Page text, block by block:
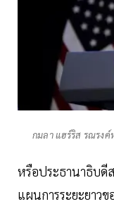
กมลา แฮร์ริส รณรงค์
หรือประธานาธิบดี
แผนการระยะยาว